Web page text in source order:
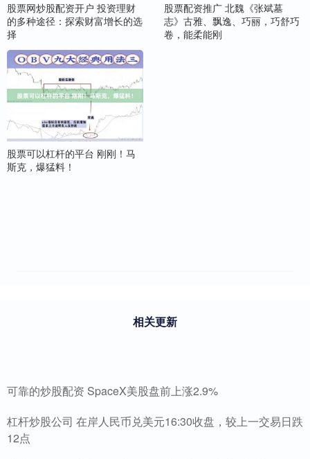
股票网炒股配资开户 投资理财
的多种途径：探索财富增长的选
择
股票配资推广 北魏《张斌墓
志》古雅、飘逸、巧丽，巧舒巧
卷，能柔能刚
股票可以杠杆的平台 刚刚！马
斯克，爆猛料！
相关更新
可靠的炒股配资 SpaceX美股盘前上涨2.9%
杠杆炒股公司 在岸人民币兑美元16:30收盘，较上一交易日跌
12点